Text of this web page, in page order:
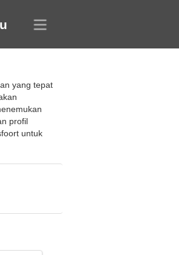
yang tepat
profil
untuk